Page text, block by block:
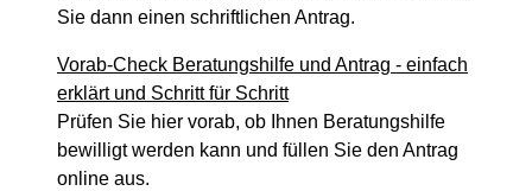
Sie dann einen schriftlichen Antrag.
Vorab-Check Beratungshilfe und Antrag - einfach
erklärt und Schritt für Schritt
Prüfen Sie hier vorab, ob Ihnen Beratungshilfe
bewilligt werden kann und füllen Sie den Antrag
online aus.